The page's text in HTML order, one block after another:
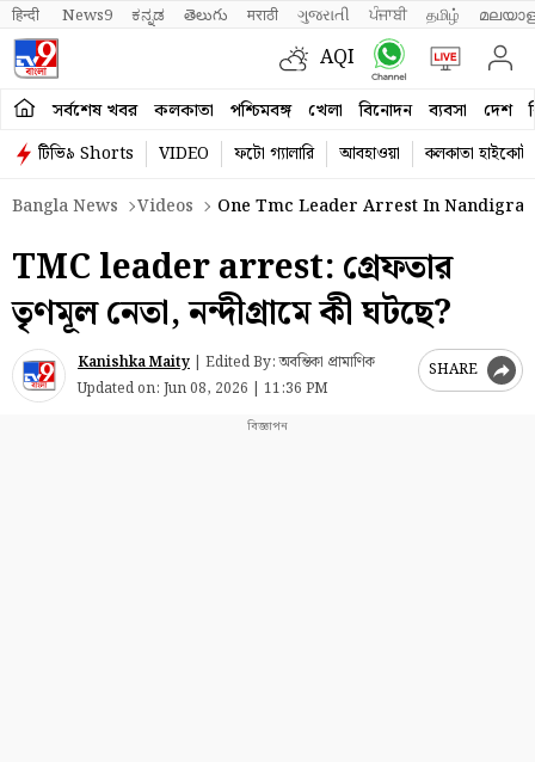
हिन्दी News9 ಕನ್ನಡ తెలుగు मराठी ગુજરાતી ਪੰਜਾਬੀ தமிழ்
AQI
সর্বশেষ খবর কলকাতা পশ্চিমবঙ্গ খেলা বিনোদন ব্যবসা দেশ
টিভি৯ Shorts VIDEO ফটো গ্যালারি আবহাওয়া
কলকাতা হাইকোর্ট
Bangla News
Videos One Tmc Leader Arrest In
TMC leader arrest: গ্রেফতার
তৃণমূল নেতা, নন্দীগ্রামে কী ঘটছে?
Kanishka Maity | Edited By: অবন্তিকা প্রামাণিক
Updated on: Jun 08, 2026 | 11:36 PM
SHARE